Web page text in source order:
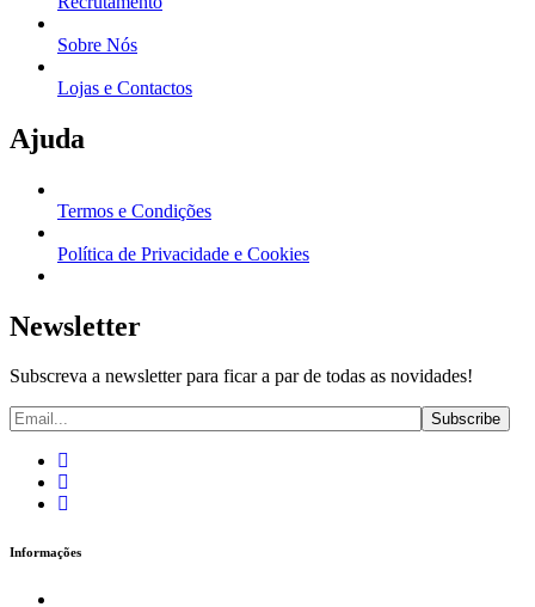
Sobre Nós
Lojas e Contactos
Ajuda
Termos e Condições
Política de Privacidade e Cookies
Newsletter
Subscreva a newsletter para ficar a par de todas as novidades!
Informações